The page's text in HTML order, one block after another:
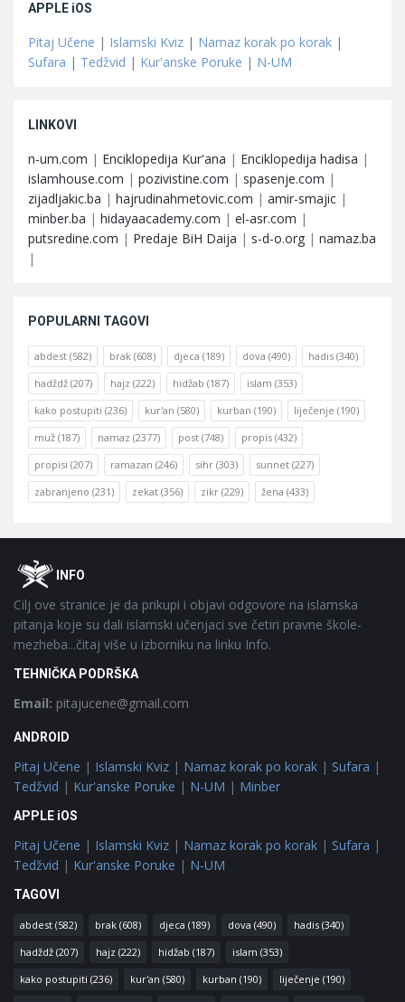
APPLE iOS
Pitaj Učene | Islamski Kviz | Namaz korak po korak |
Sufara | Tedžvid | Kur'anske Poruke | N-UM
LINKOVI
n-um.com | Enciklopedija Kur'ana | Enciklopedija hadisa |
islamhouse.com | pozivistine.com | spasenje.com |
zijadljakic.ba | hajrudinahmetovic.com | amir-smajic |
minber.ba | hidayaacademy.com | el-asr.com |
putsredine.com | Predaje BiH Daija | s-d-o.org | namaz.ba
|
POPULARNI TAGOVI
abdest (582) brak (608) djeca (189) dova (490) hadis (340)
hadždž (207) hajz (222) hidžab (187) islam (353)
kako postupiti (236) kur'an (580) kurban (190) liječenje (190)
muž (187) namaz (2377) post (748) propis (432)
propisi (207) ramazan (246) sihr (303) sunnet (227)
zabranjeno (231) zekat (356) zikr (229) žena (433)
FooterOINFO
Cilj ove stranice je da prikupi i objavi odgovore na islamska
pitanja koje su dali islamski učenjaci sve četiri pravne škole-
mezheba...čitaj više u izborniku na linku Info.
TEHNIČKA PODRŠKA
Email: pitajucene@gmail.com
ANDROID
Pitaj Učene | Islamski Kviz | Namaz korak po korak | Sufara |
Tedžvid | Kur'anske Poruke | N-UM | Minber
APPLE iOS
Pitaj Učene | Islamski Kviz | Namaz korak po korak | Sufara |
Tedžvid | Kur'anske Poruke | N-UM
TAGOVI
abdest (582) brak (608) djeca (189) dova (490) hadis (340)
hadždž (207) hajz (222) hidžab (187) islam (353)
kako postupiti (236) kur'an (580) kurban (190) liječenje (190)